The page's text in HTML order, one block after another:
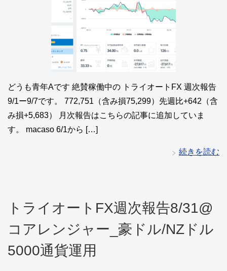
どうも青年Aです 絶賛稼働中の トライオートFX 週次報告
9/1ー9/7です。 772,751（含み損75,299）先週比+642（含
み損+5,683） 月次報告はこちらの記事に追加していま
す。 macaso 6/1から […]
続きを読む
トライオートFX週次報告8/31@
コアレンジャー_豪ドル/NZドル
5000通貨運用